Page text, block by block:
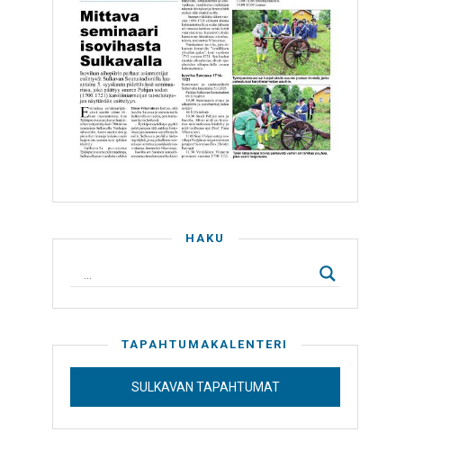
HAKU
TAPAHTUMAKALENTERI
SULKAVAN TAPAHTUMAT